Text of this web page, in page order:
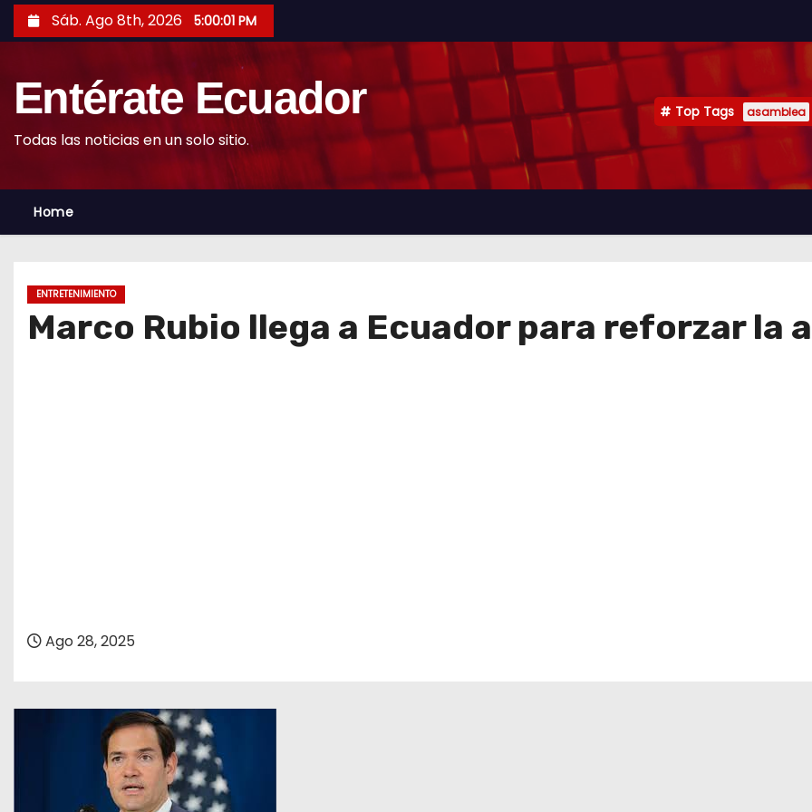
k
o
t
Sáb. Ago 8th, 2026 5:00:02 PM
Entérate Ecuador
Todas las noticias en un solo sitio.
Top Tags asamblea
Home
ENTRETENIMIENTO
Marco Rubio llega a Ecuador para reforzar la
Ago 28, 2025